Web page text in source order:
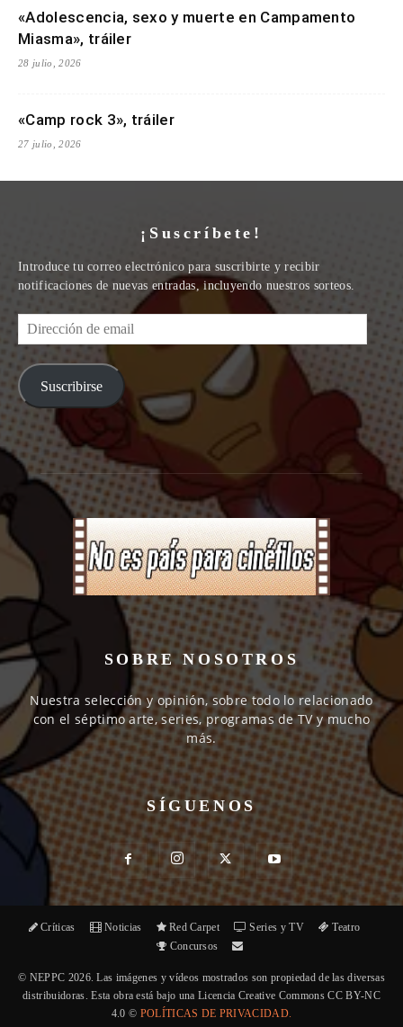
«Adolescencia, sexo y muerte en Campamento
Miasma», tráiler
28 julio, 2026
«Camp rock 3», tráiler
27 julio, 2026
¡Suscríbete!
Introduce tu correo electrónico para suscribirte y recibir
notificaciones de nuevas entradas, incluyendo nuestros sorteos.
Dirección
de
email
Suscribirse
SOBRE NOSOTROS
Nuestra selección y opinión, sobre todo lo relacionado
con el séptimo arte, series, programas de TV y mucho
más.
SÍGUENOS
Críticas Noticias Red Carpet Series y TV
Teatro
Concursos
© NEPPC 2026. Las imágenes y vídeos mostrados son propiedad de las diversas
distribuidoras. Esta obra está bajo una Licencia Creative Commons CC BY-NC
4.0 © POLÍTICAS DE PRIVACIDAD.